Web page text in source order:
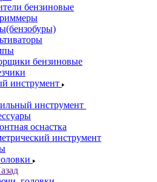
бензиновые
бензиновые
инструмент
инструмент
оснастка
инструмент